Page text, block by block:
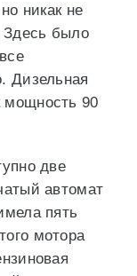
никак не
Здесь было
Дизельная
мощность 90
две
автомат
пять
мотора